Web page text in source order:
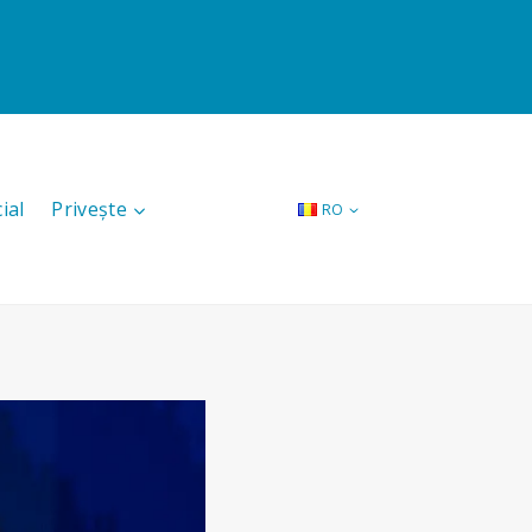
Privește RO